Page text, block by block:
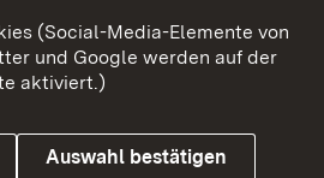
Barrierefreiheit
Cookies
(Social-Media-Elemente von
und Google werden auf der
aktiviert.)
Auswahl bestätigen